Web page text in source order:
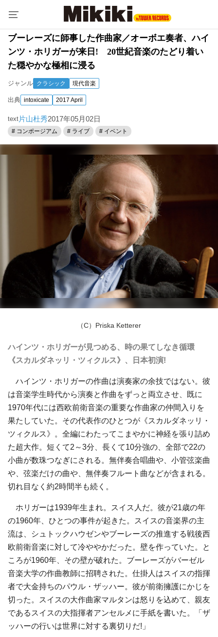
ブーレーズに師事した作曲家／オーボエ奏者、ハイ
ンツ・ホリガーが来日! 20世紀音楽のたどり着い
た穏やかな極相に浸る
ジャンル クラシック 現代音楽
出典 intoxicate 2017 April
text 片山杜秀2017年05月02日
# コンポージアム # ライブ # イベント
（C）Priska Ketterer
ハインツ・ホリガーが見つめる、時の果てしなき循環
《スカルダネッリ・ツィクルス》、日本初演!
ハインツ・ホリガーの作曲は演奏家の余技ではない。彼
は音楽学生時代から演奏と作曲をずっと両立させ、既に
1970年代には西欧前衛音楽の重要な作曲家の仲間入りを
果たしていた。その代表作のひとつが《スカルダネッリ・
ツィクルス》。全編にわたってこまやかに神経を張り詰め
た超大作。短くて2～3分、長くて10分強の、全部で22の
小曲が数珠つなぎにされる。無伴奏合唱曲や、小管弦楽曲
や、弦楽だけの曲や、無伴奏フルート曲などが含まれる。
切れ目なく約2時間半も続く。
ホリガーは1939年生まれ。スイス人だ。彼が21歳の年
の1960年、ひとつの事件が起きた。スイスの音楽界の主
流は、シュトックハウゼンやブーレーズの推進する戦後西
欧前衛音楽に対して冷ややかだった。壁を作っていた。と
ころが1960年、その壁が破れた。ブーレーズがバーゼル
音楽大学の作曲教師に招聘された。仕掛人はスイスの指揮
者で大金持ちのパウル・ザッハー。彼が前衛擁護にかじを
切った。スイスの大作曲家マルタンは怒りを込めて、親友
であるスイスの大指揮者アンセルメに手紙を書いた。「ザ
ッハーの行いは世界に対する裏切りだ!」